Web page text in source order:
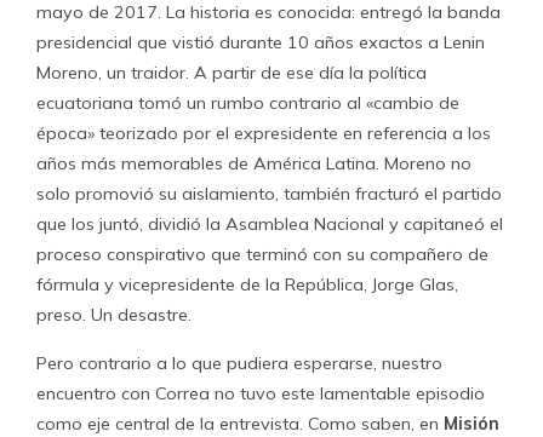
mayo de 2017. La historia es conocida: entregó la banda
presidencial que vistió durante 10 años exactos a Lenin
Moreno, un traidor. A partir de ese día la política
ecuatoriana tomó un rumbo contrario al «cambio de
época» teorizado por el expresidente en referencia a los
años más memorables de América Latina. Moreno no
solo promovió su aislamiento, también fracturó el partido
que los juntó, dividió la Asamblea Nacional y capitaneó el
proceso conspirativo que terminó con su compañero de
fórmula y vicepresidente de la República, Jorge Glas,
preso. Un desastre.
Pero contrario a lo que pudiera esperarse, nuestro
encuentro con Correa no tuvo este lamentable episodio
como eje central de la entrevista. Como saben, en Misión